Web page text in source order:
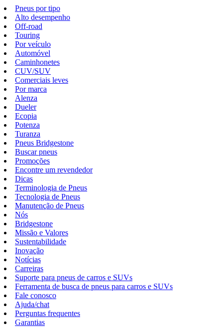
Pneus por tipo
Alto desempenho
Off-road
Touring
Por veículo
Automóvel
Caminhonetes
CUV/SUV
Comerciais leves
Por marca
Alenza
Dueler
Ecopia
Potenza
Turanza
Pneus Bridgestone
Buscar pneus
Promoções
Encontre um revendedor
Dicas
Terminologia de Pneus
Tecnologia de Pneus
Manutenção de Pneus
Nós
Bridgestone
Missão e Valores
Sustentabilidade
Inovação
Notícias
Carreiras
Suporte para pneus de carros e SUVs
Ferramenta de busca de pneus para carros e SUVs
Fale conosco
Ajuda/chat
Perguntas frequentes
Garantias